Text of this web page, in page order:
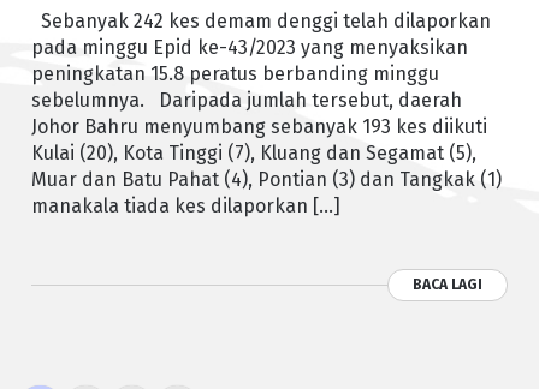
Sebanyak 242 kes demam denggi telah dilaporkan
pada minggu Epid ke-43/2023 yang menyaksikan
peningkatan 15.8 peratus berbanding minggu
sebelumnya. Daripada jumlah tersebut, daerah
Johor Bahru menyumbang sebanyak 193 kes diikuti
Kulai (20), Kota Tinggi (7), Kluang dan Segamat (5),
Muar dan Batu Pahat (4), Pontian (3) dan Tangkak (1)
manakala tiada kes dilaporkan […]
BACA LAGI